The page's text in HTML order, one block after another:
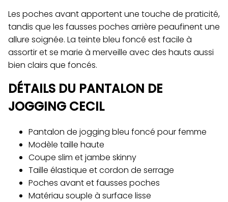
Les poches avant apportent une touche de praticité,
tandis que les fausses poches arrière peaufinent une
allure soignée. La teinte bleu foncé est facile à
assortir et se marie à merveille avec des hauts aussi
bien clairs que foncés.
DÉTAILS DU PANTALON DE
JOGGING CECIL
Pantalon de jogging bleu foncé pour femme
Modèle taille haute
Coupe slim et jambe skinny
Taille élastique et cordon de serrage
Poches avant et fausses poches
Matériau souple à surface lisse